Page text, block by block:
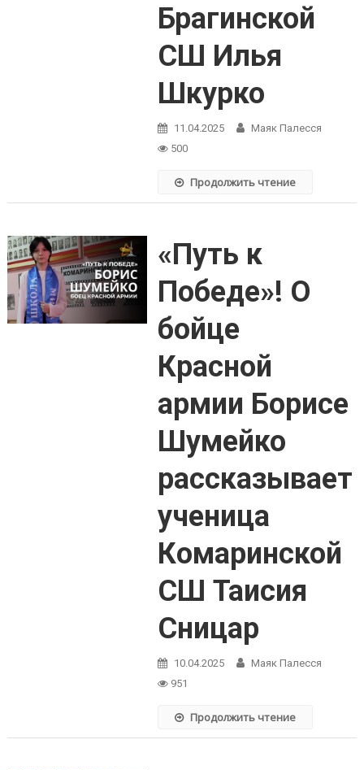
Брагинской
СШ Илья
Шкурко
11.04.2025
Маяк Палесся
500
Продолжить чтение
«Путь к
Победе»! О
бойце
Красной
армии Борисе
Шумейко
рассказывает
ученица
Комаринской
СШ Таисия
Сницар
10.04.2025
Маяк Палесся
951
Продолжить чтение